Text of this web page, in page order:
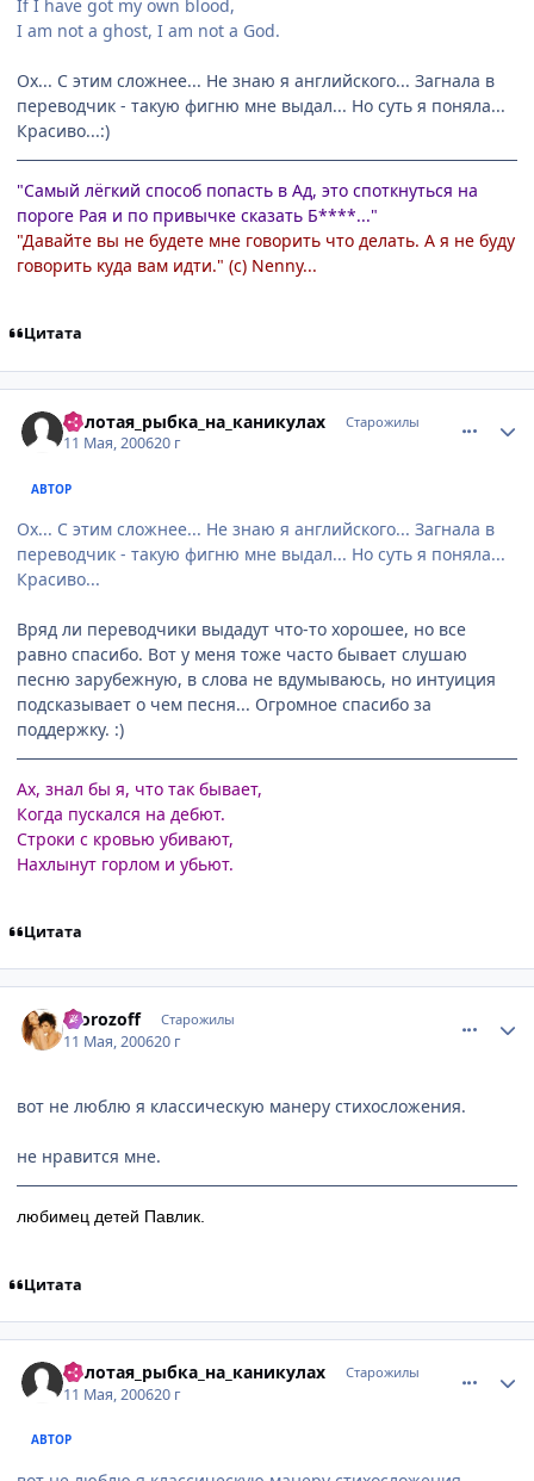
If I have got my own blood,
I am not a ghost, I am not a God.
Ох... С этим сложнее... Не знаю я английского... Загнала в
переводчик - такую фигню мне выдал... Но суть я поняла...
Красиво...:)
"Самый лёгкий способ попасть в Ад, это споткнуться на
пороге Рая и по привычке сказать Б****..."
"Давайте вы не будете мне говорить что делать. А я не буду
говорить куда вам идти." (с) Nenny...
Цитата
Золотая_рыбка_на_каникулах Старожилы
11 Мая, 200620 г
АВТОР
Ох... С этим сложнее... Не знаю я английского... Загнала в
переводчик - такую фигню мне выдал... Но суть я поняла...
Красиво...
Вряд ли переводчики выдадут что-то хорошее, но все
равно спасибо. Вот у меня тоже часто бывает слушаю
песню зарубежную, в слова не вдумываюсь, но интуиция
подсказывает о чем песня... Огромное спасибо за
поддержку. :)
Ах, знал бы я, что так бывает,
Когда пускался на дебют.
Строки с кровью убивают,
Нахлынут горлом и убьют.
Цитата
morozoff Старожилы
11 Мая, 200620 г
вот не люблю я классическую манеру стихосложения.
не нравится мне.
любимец детей Павлик.
Цитата
Золотая_рыбка_на_каникулах Старожилы
11 Мая, 200620 г
АВТОР